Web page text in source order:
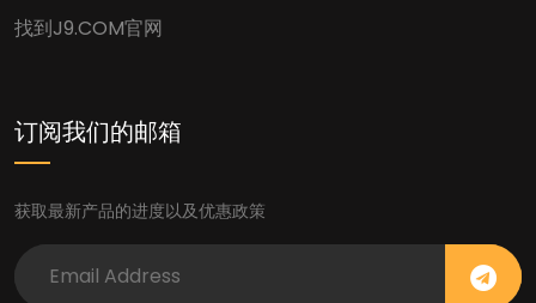
找到J9.COM官网
订阅我们的邮箱
获取最新产品的进度以及优惠政策